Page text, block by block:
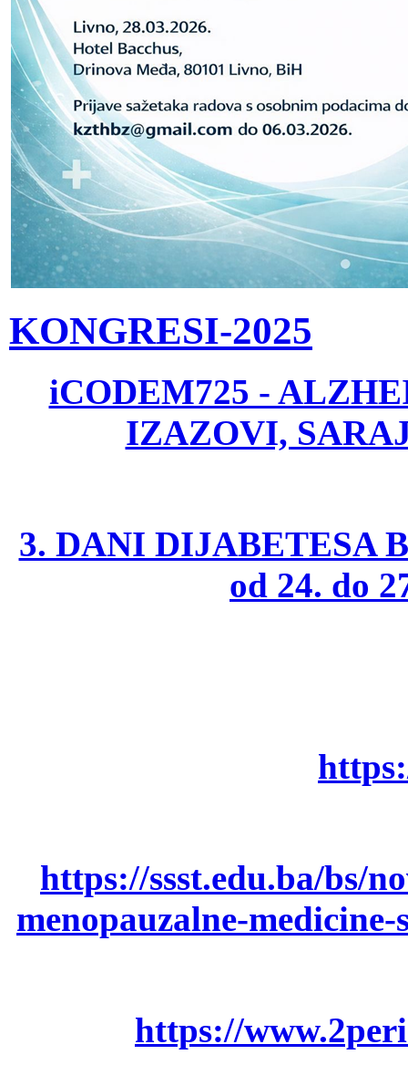
KONGRESI-2025
iCODEM725 -
IZAZOVI,
3. DANI DIJABETESA
od 24. do
https://ssst.edu.ba/bs/
menopauzalne-
https://